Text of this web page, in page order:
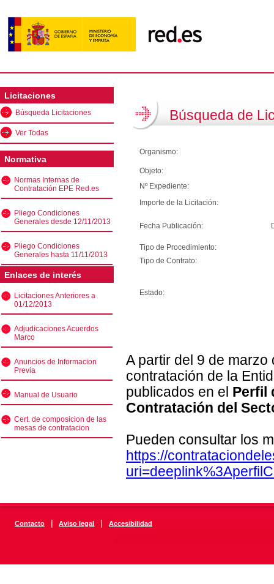
Licitaciones
Búsqueda Licitaciones
Ver Todas
Normativa
Normas Internas de
Contratación EPE Red.es
Pliego Condiciones
Generales desde 12/11/2013
Pliego Condiciones
Generales hasta 11/11/2013
Enlaces de interés
Licitaciones Anteriores a
01/12/2013
Adjudicaciones Acuerdos
Marco
Anuncios de Informacion
Previa
Manual de Usuario
Cert. de composicion de las
mesas de contratacion
Búsqueda de
Organismo:
Objeto:
Nº Expediente:
Importe de la Licitación:
Fecha Publicación:
Tipo de Procedimiento:
Tipo de Contrato:
Estado:
A partir del 9 de
contratación de la
publicados en el Perfil
Contratación del
Pueden consultar los
https://
Contacto | Aviso legal | Accesibilidad